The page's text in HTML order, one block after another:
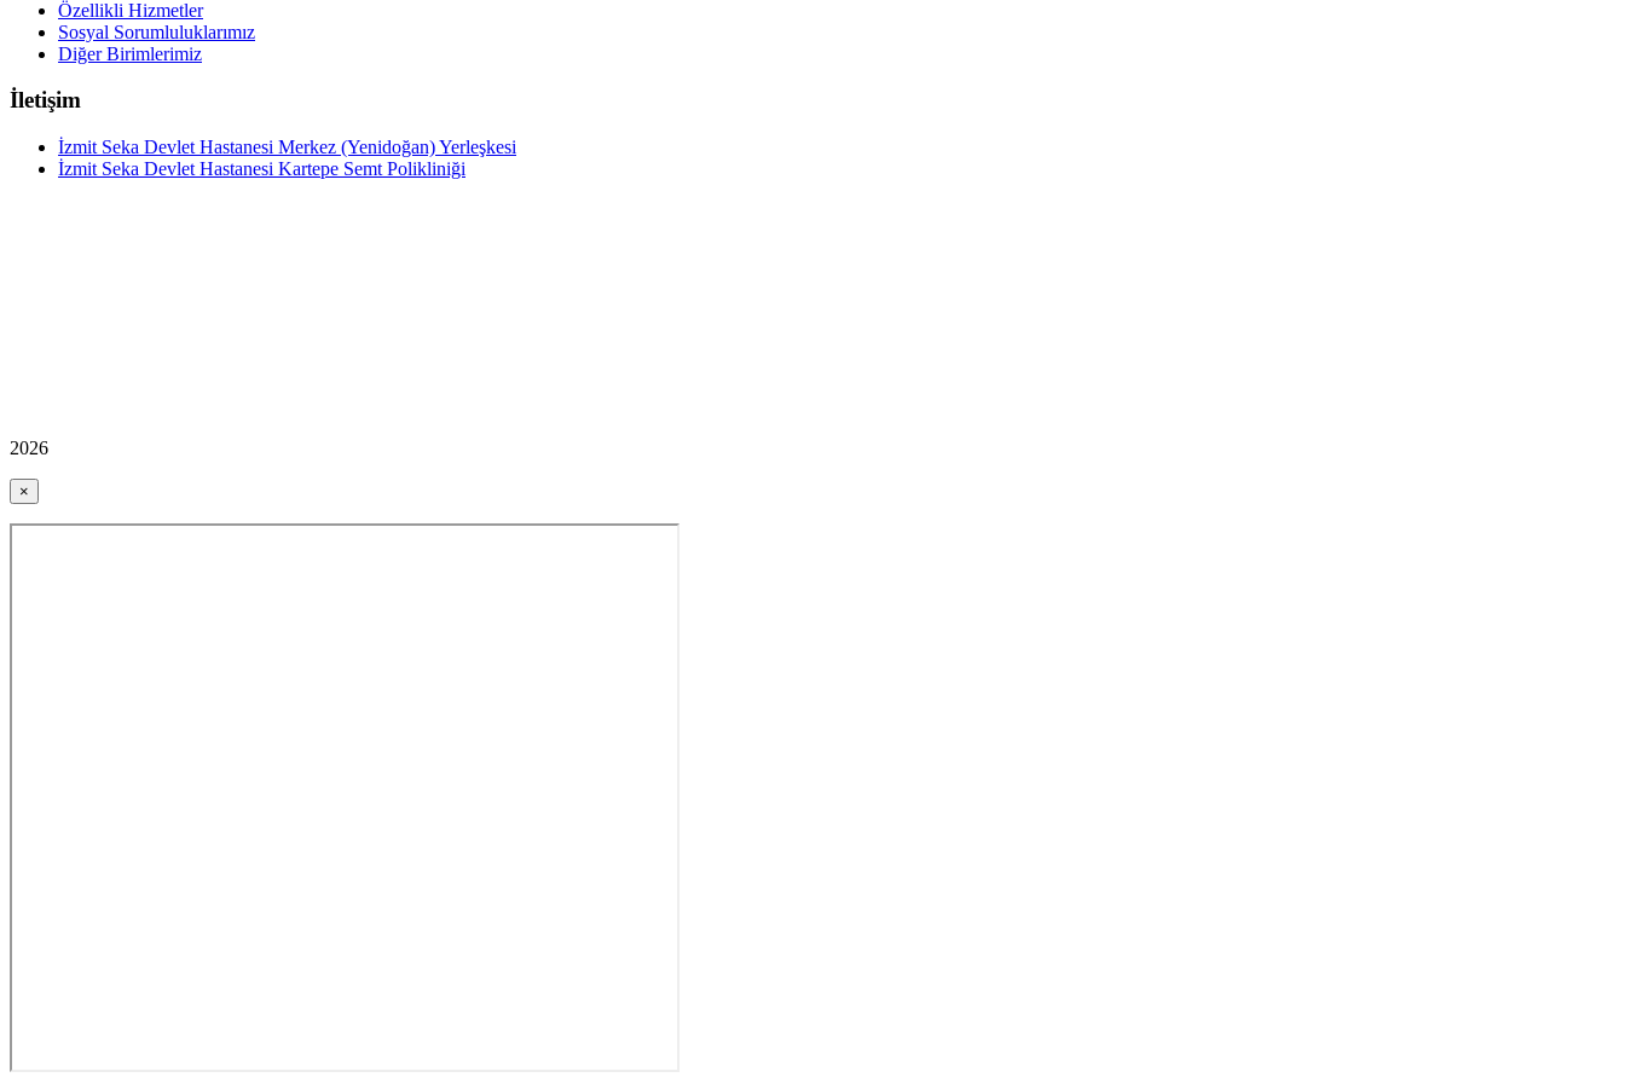
Özellikli Hizmetler
Sosyal Sorumluluklarımız
Diğer Birimlerimiz
İletişim
İzmit Seka Devlet Hastanesi Merkez (Yenidoğan) Yerleşkesi
İzmit Seka Devlet Hastanesi Kartepe Semt Polikliniği
2026
×